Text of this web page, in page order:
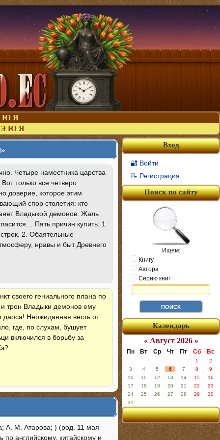
Ю Я
Э Ю Я
Четыре наместника царства
только все четверо
доверие, которое этим
спор столетия: кто
Владыкой демонов. Жаль
Пять причин купить: 1.
2. Обаятельные
нравы и быт Древнего
своего гениального плана по
трон Владыки демонов ему
даоса! Неожиданная весть от
где, по слухам, бушует
включился в борьбу за
А. М. Атарова; ) (род. 11 мая
по английскому, китайскому и
Вход
🔐 Войти
📝 Регистрация
Поиск по сайту
Ищем:
Книгу
Автора
Серию книг
Календарь
« Август 2026 »
Пн Вт Ср Чт Пт Сб Вс
1
2
3
4 5 6 7 8
9
10
11 12 13 14 15
16
17
18 19 20 21 22
23
24
25 26 27 28 29
30
31